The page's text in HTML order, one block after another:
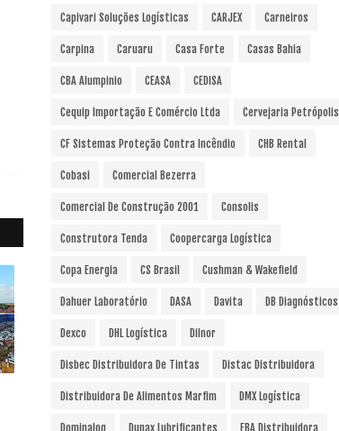
Capivari Soluções Logísticas CARJEX Carneiros
Carpina Caruaru Casa Forte Casas Bahia
CBA Alumpinio CEASA CEDISA
Cequip Importação E Comércio Ltda Cervejaria Petrópolis
CF Sistemas Proteção Contra Incêndio CHB Rental
Cobasi Comercial Bezerra
Comercial De Construção 2001 Consolis
Construtora Tenda Coopercarga Logística
Copa Energia CS Brasil Cushman & Wakefield
Dahuer Laboratório DASA Davita DB Diagnósticos
Dexco DHL Logística Dilnor
Disbec Distribuidora De Tintas Distac Distribuidora
Distribuidora De Alimentos Marfim DMX Logística
Dominalog Dunax Lubrificantes EBA Distribuidora